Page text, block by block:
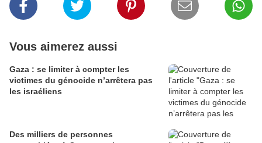
Vous aimerez aussi
Gaza : se limiter à compter les
victimes du génocide n’arrêtera pas
les israéliens
Des milliers de personnes